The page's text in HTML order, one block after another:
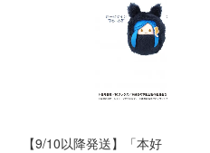
【9/10以降発送】「本好